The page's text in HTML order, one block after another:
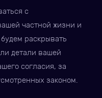
с
частной жизни и
раскрывать
детали вашей
согласия, за
законом.